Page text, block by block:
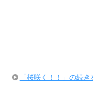
「桜咲く！！」の続き